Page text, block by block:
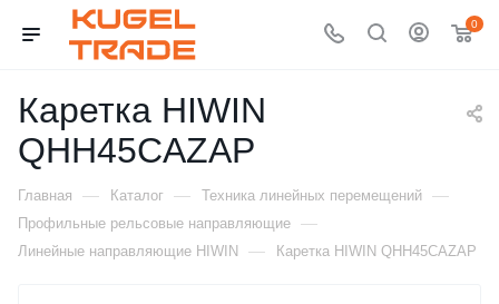
0
Каретка HIWIN
QHH45CAZAP
Главная — Каталог — Техника линейных перемещений —
Профильные рельсовые направляющие —
Линейные направляющие HIWIN — Каретка HIWIN QHH45CAZAP